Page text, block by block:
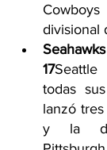
divisional
17
todas
lanzó
y la